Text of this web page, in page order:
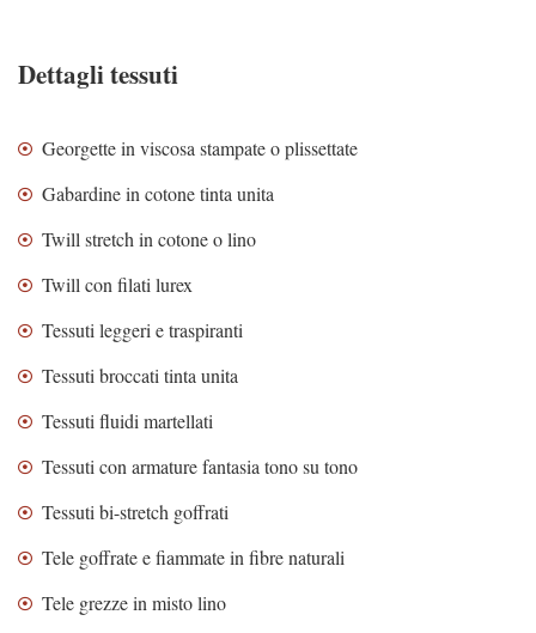
Dettagli tessuti
Georgette in viscosa stampate o plissettate
Gabardine in cotone tinta unita
Twill stretch in cotone o lino
Twill con filati lurex
Tessuti leggeri e traspiranti
Tessuti broccati tinta unita
Tessuti fluidi martellati
Tessuti con armature fantasia tono su tono
Tessuti bi-stretch goffrati
Tele goffrate e fiammate in fibre naturali
Tele grezze in misto lino